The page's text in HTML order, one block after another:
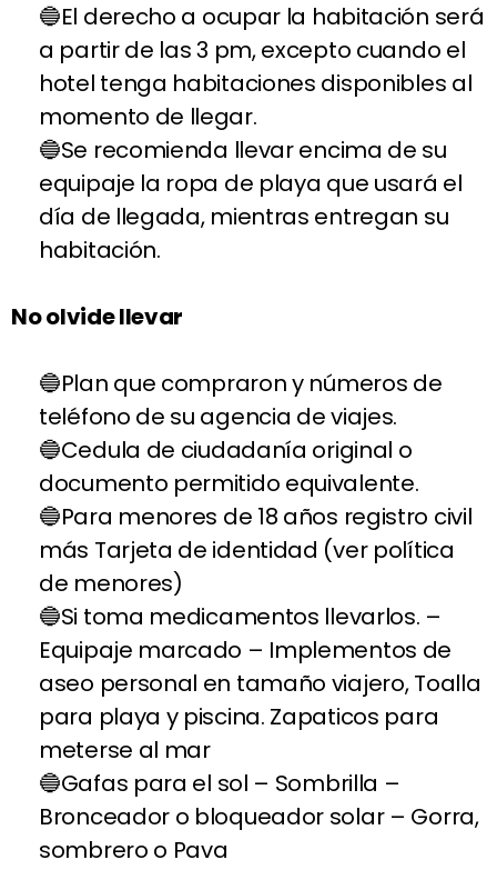
El derecho a ocupar la habitación será
a partir de las 3 pm, excepto cuando el
hotel tenga habitaciones disponibles al
momento de llegar.
Se recomienda llevar encima de su
equipaje la ropa de playa que usará el
día de llegada, mientras entregan su
habitación.
No olvide llevar
Plan que compraron y números de
teléfono de su agencia de viajes.
Cedula de ciudadanía original o
documento permitido equivalente.
Para menores de 18 años registro civil
más Tarjeta de identidad (ver política
de menores)
Si toma medicamentos llevarlos. –
Equipaje marcado – Implementos de
aseo personal en tamaño viajero, Toalla
para playa y piscina. Zapaticos para
meterse al mar
Gafas para el sol – Sombrilla –
Bronceador o bloqueador solar – Gorra,
sombrero o Pava